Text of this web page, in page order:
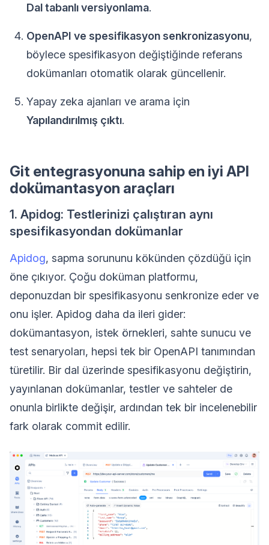
Dal tabanlı versiyonlama.
OpenAPI ve spesifikasyon senkronizasyonu,
böylece spesifikasyon değiştiğinde referans
dokümanları otomatik olarak güncellenir.
Yapay zeka ajanları ve arama için
Yapılandırılmış çıktı.
Git entegrasyonuna sahip en iyi API
dokümantasyon araçları
1. Apidog: Testlerinizi çalıştıran aynı
spesifikasyondan dokümanlar
Apidog, sapma sorununu kökünden çözdüğü için
öne çıkıyor. Çoğu doküman platformu,
deponuzdan bir spesifikasyonu senkronize eder ve
onu işler. Apidog daha da ileri gider:
dokümantasyon, istek örnekleri, sahte sunucu ve
test senaryoları, hepsi tek bir OpenAPI tanımından
türetilir. Bir dal üzerinde spesifikasyonu değiştirin,
yayınlanan dokümanlar, testler ve sahteler de
onunla birlikte değişir, ardından tek bir incelenebilir
fark olarak commit edilir.